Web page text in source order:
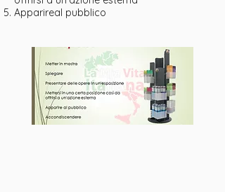
Apparireal pubblico